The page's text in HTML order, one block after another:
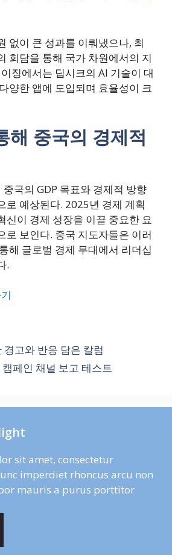
없이 큰 성과를 이뤄냈으나, 최
회담을 통해 국가 차원에서의 지
징에서는 딥시크의 AI 기술이 대
양한 앱에 도입되며 효율성이 크
해 중국의 경제적
국의 GDP 목표와 경제적 방향
로 예상된다. 2025년 경제 계획
신이 경제 성장을 이끌 중요한 요
로 보인다. 중국 지도자들은 이러
해 글로벌 경제 무대에서 리더십
.
경고와 반응 담은 칼럼
페인 채널 보고 테스트
sit amet, consectetur
imperdiet rhoncus arcu non
mauris a purus porttitor